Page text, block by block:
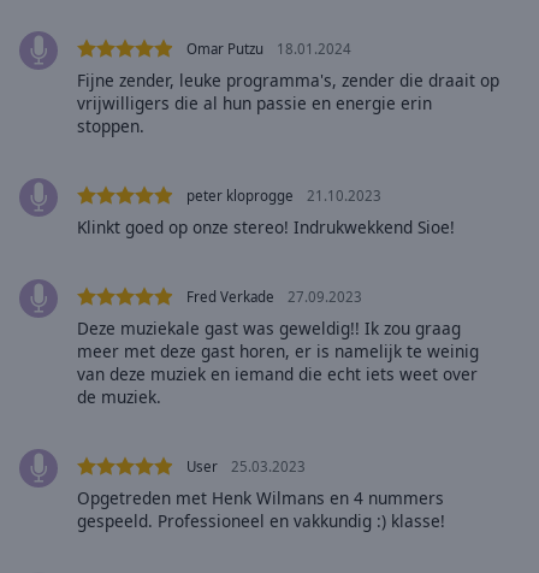
subtitles
off
selected
Picture-
in-
This
Beginning
Omar Putzu 18.01.2024
Fijne zender, leuke programma's, zender die draait op
vrijwilligers die al hun passie en energie erin
stoppen.
peter kloprogge 21.10.2023
Klinkt goed op onze stereo! Indrukwekkend Sioe!
Fred Verkade 27.09.2023
Deze muziekale gast was geweldig!! Ik zou graag
meer met deze gast horen, er is namelijk te weinig
van deze muziek en iemand die echt iets weet over
de muziek.
User 25.03.2023
Opgetreden met Henk Wilmans en 4 nummers
gespeeld. Professioneel en vakkundig :) klasse!